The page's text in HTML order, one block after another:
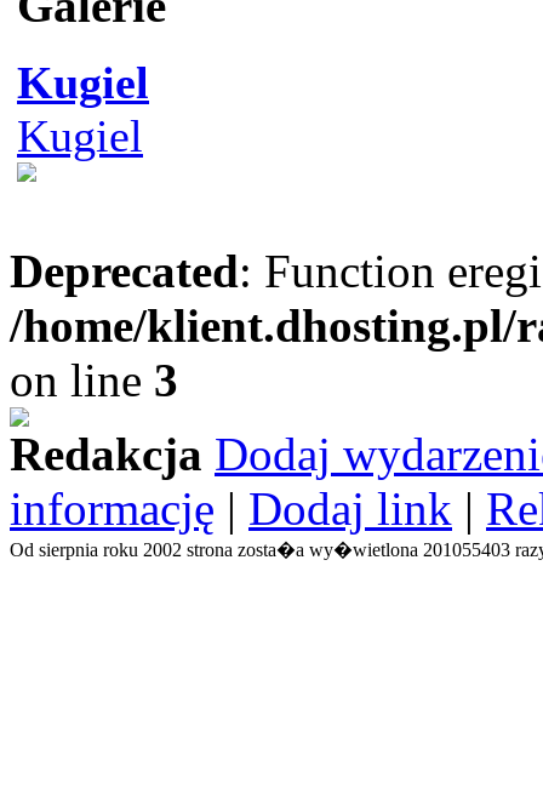
Kugiel
Kugiel
Deprecated: Function
/home/
on line 3
Redakcja Dodaj
informację | Dodaj link |
Od sierpnia roku 2002 strona zosta�a wy�wietlona 201055403